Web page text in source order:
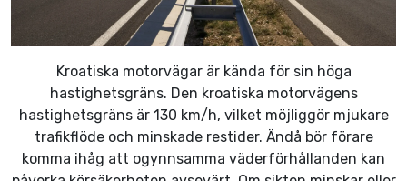
Kroatiska motorvägar är kända för sin höga
hastighetsgräns. Den kroatiska motorvägens
hastighetsgräns är 130 km/h, vilket möjliggör mjukare
trafikflöde och minskade restider. Ändå bör förare
komma ihåg att ogynnsamma väderförhållanden kan